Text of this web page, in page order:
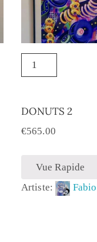
DONUTS 2
€565.00
Vue Rapide
Artiste: